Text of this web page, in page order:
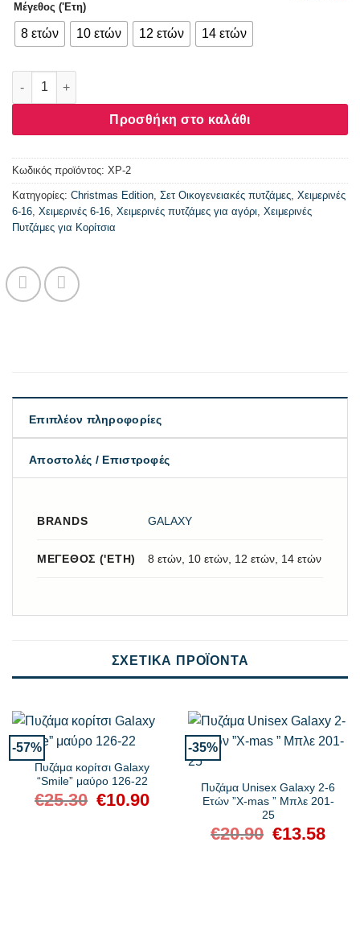
Μέγεθος ('Ετη)
8 ετών 10 ετών 12 ετών 14 ετών
Χριστουγεννιάτικη παιδική UNISEX πυτζάμα 8-14 Ετών
Προσθήκη στο καλάθι
Κωδικός προϊόντος: ΧΡ-2
Κατηγορίες: Christmas Edition, Σετ Οικογενειακές πυτζάμες, Χειμερινές
6-16, Χειμερινές 6-16, Χειμερινές πυτζάμες για αγόρι, Χειμερινές
Πυτζάμες για Κορίτσια
Επιπλέον πληροφορίες
Αποστολές / Επιστροφές
BRANDS GALAXY
ΜΈΓΕΘΟΣ ('ΕΤΗ) 8 ετών, 10 ετών, 12 ετών, 14 ετών
ΣΧΕΤΙΚΆ ΠΡΟΪΌΝΤΑ
-57%
Πυζάμα κορίτσι Galaxy
“Smile” μαύρο 126-22
€25.30
Original
price
€10.90Η
τρέχουσα
-35%
Πυζάμα Unisex Galaxy 2-6
Ετών ”X-mas ” Μπλε 201-
25
€20.90
Original
price
€13.58Η